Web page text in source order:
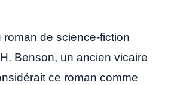
roman de science-fiction
Benson, un ancien vicaire
ce roman comme